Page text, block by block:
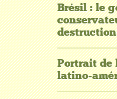
Brésil : le
Portrait de
latino-